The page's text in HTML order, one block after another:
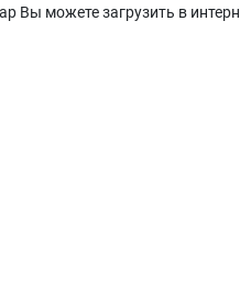
Вы можете загрузить в